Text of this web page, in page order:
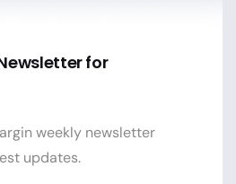
for
weekly newsletter
updates.